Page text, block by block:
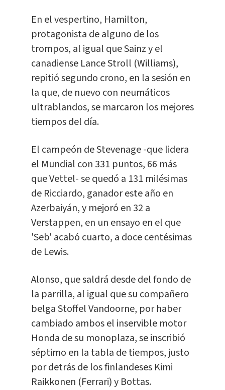
En el vespertino, Hamilton,
protagonista de alguno de los
trompos, al igual que Sainz y el
canadiense Lance Stroll (Williams),
repitió segundo crono, en la sesión en
la que, de nuevo con neumáticos
ultrablandos, se marcaron los mejores
tiempos del día.
El campeón de Stevenage -que lidera
el Mundial con 331 puntos, 66 más
que Vettel- se quedó a 131 milésimas
de Ricciardo, ganador este año en
Azerbaiyán, y mejoró en 32 a
Verstappen, en un ensayo en el que
'Seb' acabó cuarto, a doce centésimas
de Lewis.
Alonso, que saldrá desde del fondo de
la parrilla, al igual que su compañero
belga Stoffel Vandoorne, por haber
cambiado ambos el inservible motor
Honda de su monoplaza, se inscribió
séptimo en la tabla de tiempos, justo
por detrás de los finlandeses Kimi
Raikkonen (Ferrari) y Bottas.